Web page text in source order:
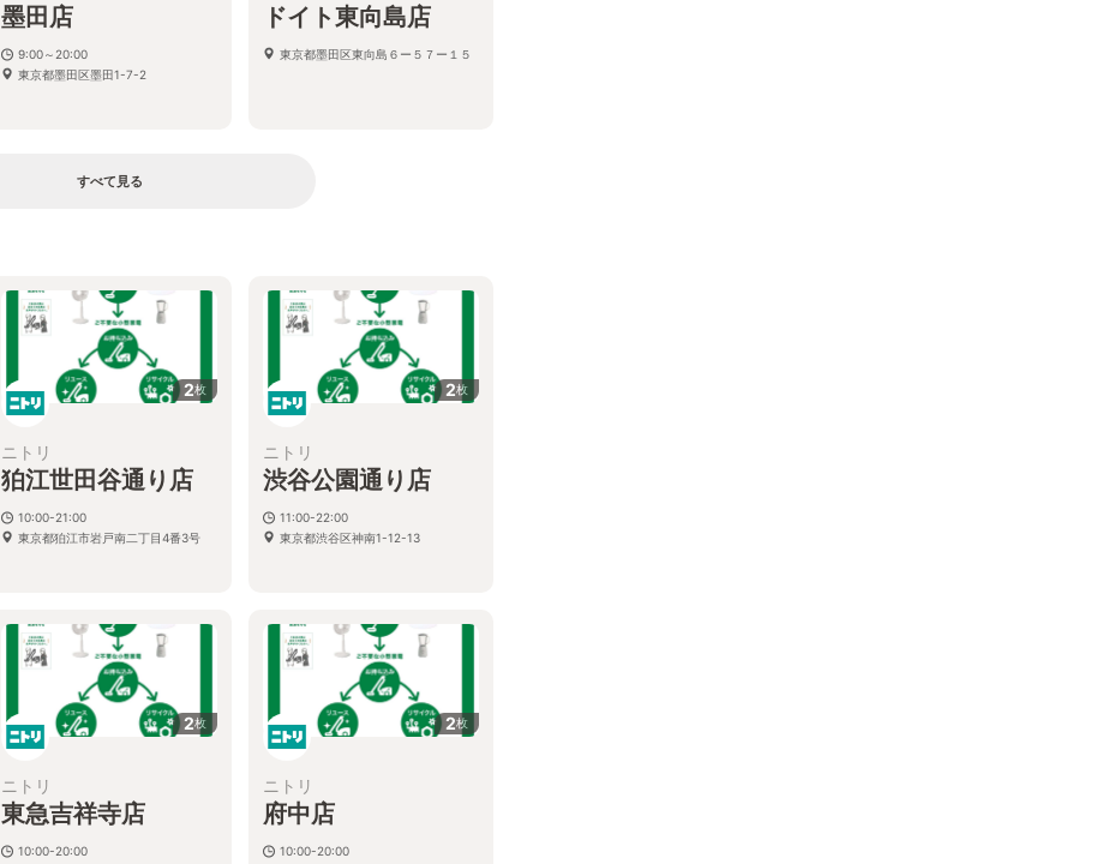
墨田店
9:00～20:00
東京都墨田区墨田1-7-2
ドイト東向島店
東京都墨田区東向島６ー５７ー１５
すべて見る
2枚
ニトリ
狛江世田谷通り店
10:00-21:00
東京都狛江市岩戸南二丁目4番3号
2枚
ニトリ
渋谷公園通り店
11:00-22:00
東京都渋谷区神南1-12-13
2枚
ニトリ
東急吉祥寺店
10:00-20:00
2枚
ニトリ
府中店
10:00-20:00